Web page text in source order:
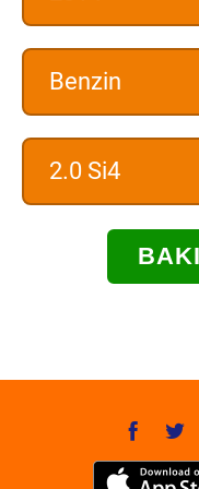
Benzin
2.0 Si4